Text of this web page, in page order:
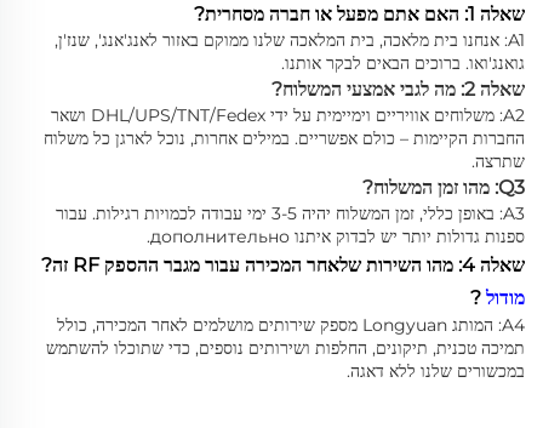
שאלה 1: האם אתם מפעל או חברה מסחרית?
A1: אנחנו בית מלאכה, בית המלאכה שלנו ממוקם באזור לאנג'אנג', שנז'ן,
גואנג'ואו. ברוכים הבאים לבקר אותנו.
שאלה 2: מה לגבי אמצעי המשלוח?
A2: משלוחים אוויריים וימיימית על ידי DHL/UPS/TNT/Fedex ושאר
החברות הקיימות – כולם אפשריים. במילים אחרות, נוכל לארגן כל משלוח
שתרצה.
Q3: מהו זמן המשלוח?
A3: באופן כללי, זמן המשלוח יהיה 3-5 ימי עבודה לכמויות רגילות. עבור
ספנות גדולות יותר יש לבדוק איתנו дополнительно.
שאלה 4: מהו השירות שלאחר המכירה עבור מגבר ההספק RF זה?
מודול ?
A4: המותג Longyuan מספק שירותים מושלמים לאחר המכירה, כולל
תמיכה טכנית, תיקונים, החלפות ושירותים נוספים, כדי שתוכלו להשתמש
במכשורים שלנו ללא דאגה.